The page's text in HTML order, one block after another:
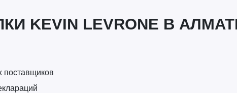
KEVIN LEVRONE В
поставщиков